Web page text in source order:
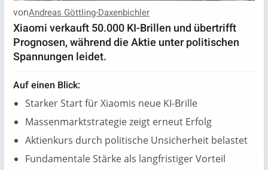
vonAndreas Göttling-Daxenbichler
Xiaomi verkauft 50.000 KI-Brillen und übertrifft
Prognosen, während die Aktie unter politischen
Spannungen leidet.
Auf einen Blick:
Starker Start für Xiaomis neue KI-Brille
Massenmarktstrategie zeigt erneut Erfolg
Aktienkurs durch politische Unsicherheit belastet
Fundamentale Stärke als langfristiger Vorteil